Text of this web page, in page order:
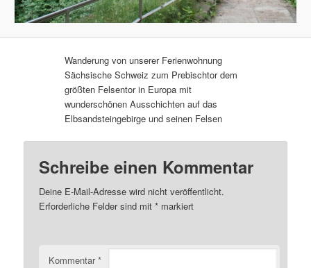
Wanderung von unserer Ferienwohnung
Sächsische Schweiz zum Prebischtor dem
größten Felsentor in Europa mit
wunderschönen Ausschichten auf das
Elbsandsteingebirge und seinen Felsen
Schreibe einen Kommentar
Deine E-Mail-Adresse wird nicht veröffentlicht.
Erforderliche Felder sind mit* markiert
Kommentar*